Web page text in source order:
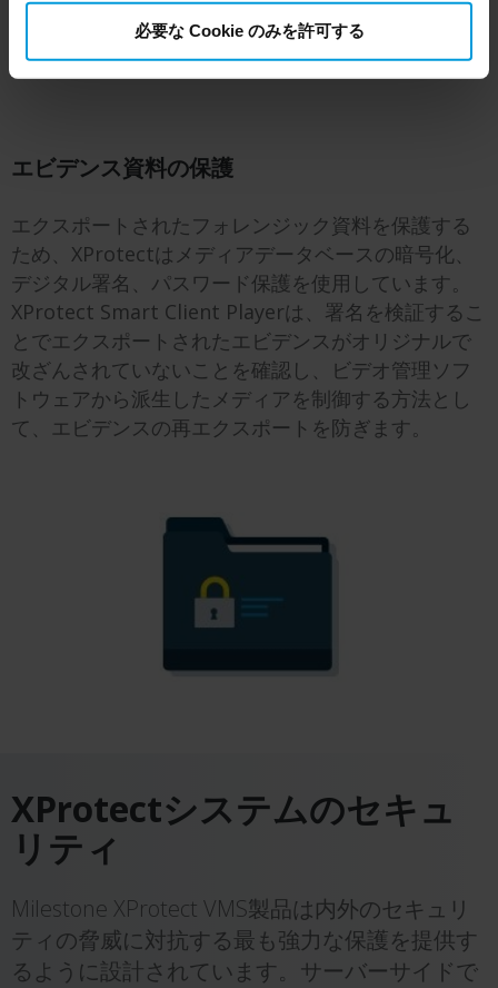
必要な Cookie のみを許可する
エビデンス資料の保護
エクスポートされたフォレンジック資料を保護する
ため、XProtectはメディアデータベースの暗号化、
デジタル署名、パスワード保護を使用しています。
XProtect Smart Client Playerは、署名を検証するこ
とでエクスポートされたエビデンスがオリジナルで
改ざんされていないことを確認し、ビデオ管理ソフ
トウェアから派生したメディアを制御する方法とし
て、エビデンスの再エクスポートを防ぎます。
XProtectシステムのセキュ
リティ
Milestone XProtect VMS製品は内外のセキュリ
ティの脅威に対抗する最も強力な保護を提供す
るように設計されています。サーバーサイドで